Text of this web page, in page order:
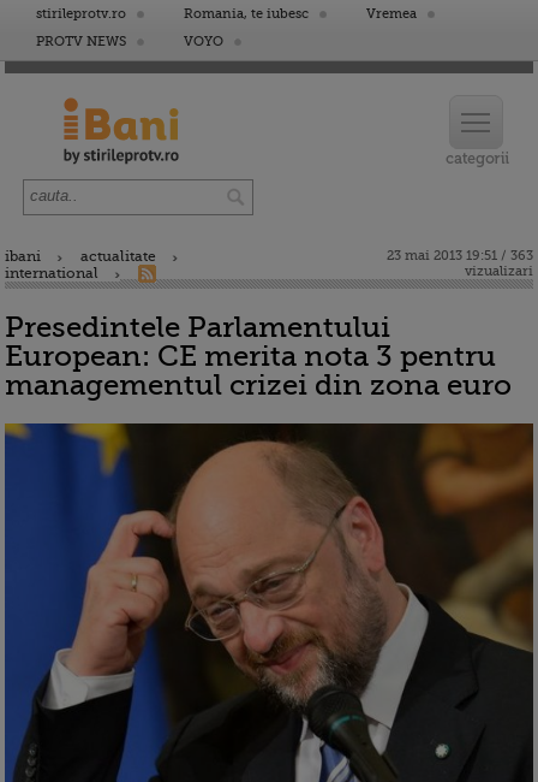
stirileprotv.ro Romania, te iubesc
Vremea
PROTV NEWS
VOYO
ibani
actualitate
international
23 mai 2013 19:51 / 363
vizualizari
Presedintele Parlamentului
European: CE merita nota 3 pentru
managementul crizei din zona euro